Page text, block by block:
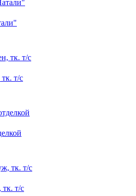
т/с
т/с